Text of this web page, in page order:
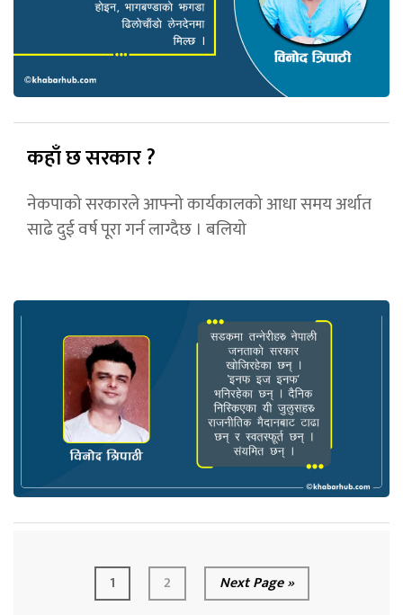
कहाँ छ सरकार ?
नेकपाको सरकारले आफ्नो कार्यकालको आधा समय अर्थात
साढे दुई वर्ष पूरा गर्न लाग्दैछ । बलियो
1 2 Next Page »